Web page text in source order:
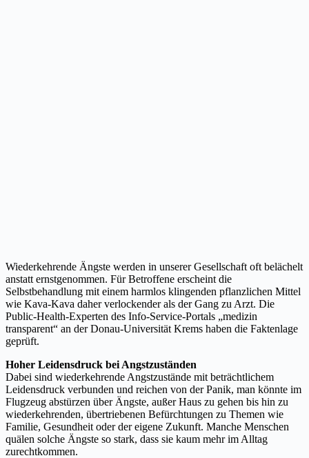
Wiederkehrende Ängste werden in unserer Gesellschaft oft belächelt
anstatt ernstgenommen. Für Betroffene erscheint die
Selbstbehandlung mit einem harmlos klingenden pflanzlichen Mittel
wie Kava-Kava daher verlockender als der Gang zu Arzt. Die
Public-Health-Experten des Info-Service-Portals „medizin
transparent“ an der Donau-Universität Krems haben die Faktenlage
geprüft.
Hoher Leidensdruck bei Angstzuständen
Dabei sind wiederkehrende Angstzustände mit beträchtlichem
Leidensdruck verbunden und reichen von der Panik, man könnte im
Flugzeug abstürzen über Ängste, außer Haus zu gehen bis hin zu
wiederkehrenden, übertriebenen Befürchtungen zu Themen wie
Familie, Gesundheit oder der eigene Zukunft. Manche Menschen
quälen solche Ängste so stark, dass sie kaum mehr im Alltag
zurechtkommen.